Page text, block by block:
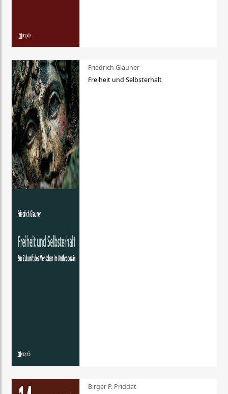
Friedrich Glauner
Freiheit und Selbsterhalt
Birger P. Priddat